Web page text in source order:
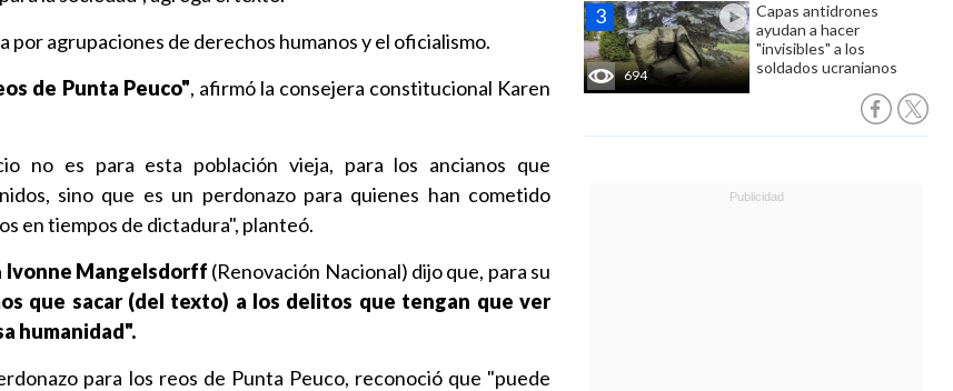
694
Capas antidrones
ayudan a hacer
"invisibles" a los
soldados ucranianos
por agrupaciones de derechos humanos y el oficialismo.
de Punta Peuco", afirmó la consejera constitucional Karen
no es para esta población vieja, para los ancianos que
sino que es un perdonazo para quienes han cometido
en tiempos de dictadura", planteó.
Ivonne Mangelsdorff (Renovación Nacional) dijo que, para su
que sacar (del texto) a los delitos que tengan que ver
humanidad".
para los reos de Punta Peuco, reconoció que "puede